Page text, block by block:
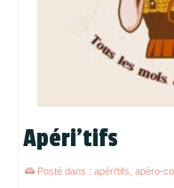
Apéri’tifs
Posté dans : apéri'tifs apéro-